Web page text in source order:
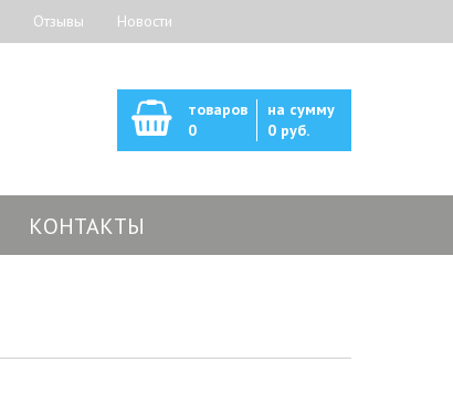
Отзывы Новости
товаров
0
на сумму
0 руб.
КОНТАКТЫ